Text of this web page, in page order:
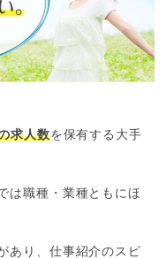
求人数を保有する大手
は職種・業種ともにほ
あり、仕事紹介のスピ